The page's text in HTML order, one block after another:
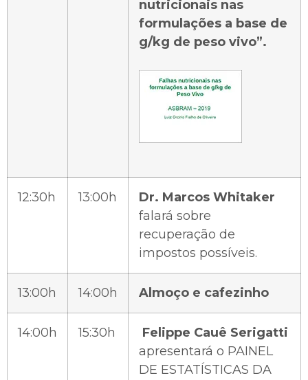
nutricionais nas
formulações a base de
g/kg de peso vivo”.
12:30h 13:00h
Dr. Marcos Whitaker
falará sobre
recuperação de
impostos possíveis.
13:00h 14:00h Almoço e cafezinho
14:00h 15:30h
Felippe Cauê Serigatti
apresentará o PAINEL
DE ESTATÍSTICAS DA